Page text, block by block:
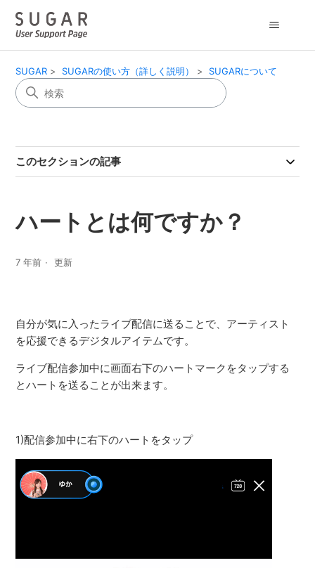
SUGAR SUGARの使い方（詳しく説明） SUGARについて
このセクションの記事
ハートとは何ですか？
7 年前 更新
自分が気に入ったライブ配信に送ることで、アーティスト
を応援できるデジタルアイテムです。
ライブ配信参加中に画面右下のハートマークをタップする
とハートを送ることが出来ます。
1)配信参加中に右下のハートをタップ